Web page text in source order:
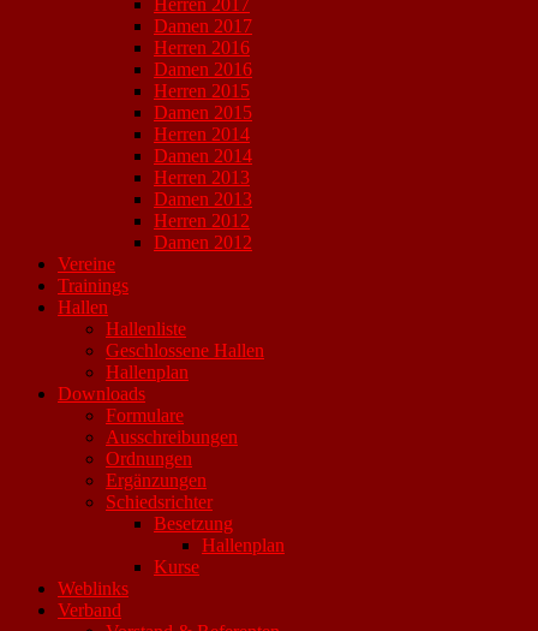
Herren 2017
Damen 2017
Herren 2016
Damen 2016
Herren 2015
Damen 2015
Herren 2014
Damen 2014
Herren 2013
Damen 2013
Herren 2012
Damen 2012
Vereine
Trainings
Hallen
Hallenliste
Geschlossene Hallen
Hallenplan
Downloads
Formulare
Ausschreibungen
Ordnungen
Ergänzungen
Schiedsrichter
Besetzung
Hallenplan
Kurse
Weblinks
Verband